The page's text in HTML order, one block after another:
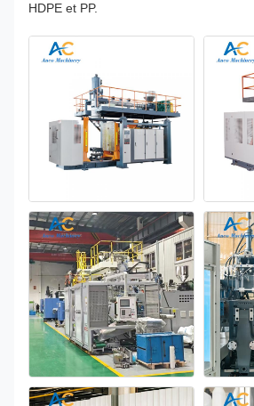
HDPE et PP.